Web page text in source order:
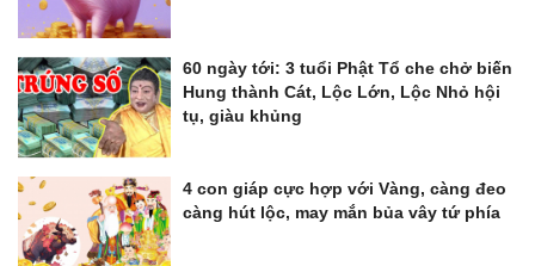
60 ngày tới: 3 tuổi Phật Tổ che chở biến
Hung thành Cát, Lộc Lớn, Lộc Nhỏ hội
tụ, giàu khủng
4 con giáp cực hợp với Vàng, càng đeo
càng hút lộc, may mắn bủa vây tứ phía